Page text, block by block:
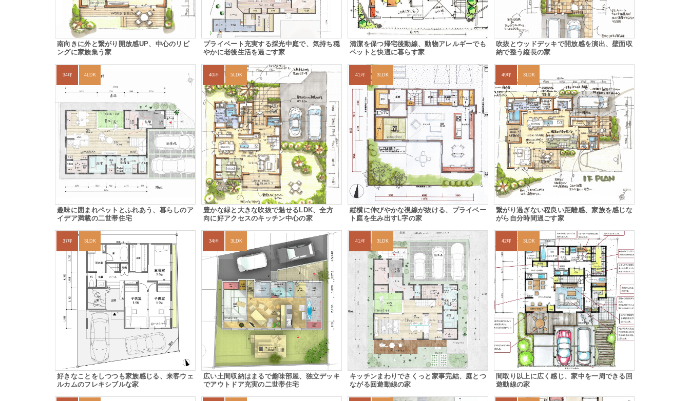
南向きに外と繋がり開放感UP、中心のリビ
ングに家族集う家
プライベート充実する採光中庭で、気持ち穏
やかに老後生活を過ごす家
清潔を保つ帰宅後動線、動物アレルギーでも
ペットと快適に暮らす家
吹抜とウッドデッキで開放感を演出、壁面収
納で整う縦長の家
34坪 4LDK
趣味に囲まれペットとふれあう、暮らしのア
イデア満載の二世帯住宅
40坪 5LDK
豊かな緑と大きな吹抜で魅せるLDK、全方
向に好アクセスのキッチン中心の家
41坪 3LDK
縦横に伸びやかな視線が抜ける、プライベー
ト庭を生み出すL字の家
49坪 3LDK
繋がり過ぎない程良い距離感、家族を感じな
がら自分時間過ごす家
37坪 3LDK
好きなことをしつつも家族感じる、来客ウェ
ルカムのフレキシブルな家
34坪 3LDK
広い土間収納はまるで趣味部屋、独立デッキ
でアウトドア充実の二世帯住宅
41坪 3LDK
キッチンまわりでさくっと家事完結、庭とつ
ながる回遊動線の家
42坪 3LDK
間取り以上に広く感じ、家中を一周できる回
遊動線の家